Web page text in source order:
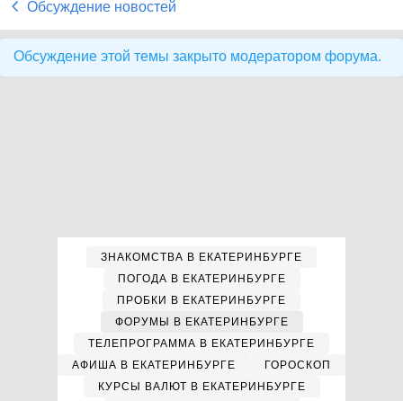
Обсуждение новостей
Обсуждение этой темы закрыто модератором форума.
ЗНАКОМСТВА В ЕКАТЕРИНБУРГЕ
ПОГОДА В ЕКАТЕРИНБУРГЕ
ПРОБКИ В ЕКАТЕРИНБУРГЕ
ФОРУМЫ В ЕКАТЕРИНБУРГЕ
ТЕЛЕПРОГРАММА В ЕКАТЕРИНБУРГЕ
АФИША В ЕКАТЕРИНБУРГЕ
ГОРОСКОП
КУРСЫ ВАЛЮТ В ЕКАТЕРИНБУРГЕ